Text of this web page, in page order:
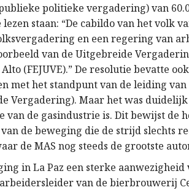
politieke vergadering) van
staan: “De cabildo van het volk
en een regering van
van de Uitgebreide
(FEJUVE).” De resolutie bevatte
met het standpunt van de leiding van
Vergadering). Maar het was
van de gasindustrie is. Dit bewijst de
de beweging die de strijd slechts
de MAS nog steeds de grootste
in La Paz een sterke aanwezigheid
van de bierbrouwerij